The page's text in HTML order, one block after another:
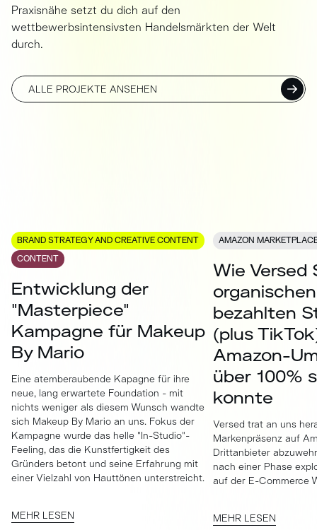
Praxisnähe setzt du dich auf den
wettbewerbsintensivsten Handelsmärkten der Welt
durch.
ALLE PROJEKTE ANSEHEN
BRAND STRATEGY AND CREATIVE CONTENT
CONTENT
Entwicklung der
"Masterpiece"
Kampagne für Makeup
By Mario
Eine atemberaubende Kapagne für ihre
neue, lang erwartete Foundation - mit
nichts weniger als diesem Wunsch wandte
sich Makeup By Mario an uns. Fokus der
Kampagne wurde das helle "In-Studio"-
Feeling, das die Kunstfertigkeit des
Gründers betont und seine Erfahrung mit
einer Vielzahl von Hauttönen unterstreicht.
MEHR LESEN
AMAZON
Wie Versed
bezahlten
(plus
Amazon-
über 100%
konnte
Versed trat an uns
Markenpräsenz auf
Drittanbieter
nach einer Phase
auf der E-Commerce
MEHR LESEN